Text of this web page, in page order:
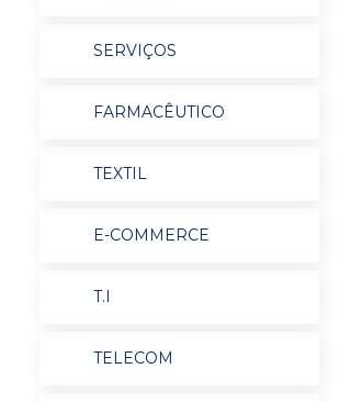
SERVIÇOS
FARMACÊUTICO
TEXTIL
E-COMMERCE
T.I
TELECOM